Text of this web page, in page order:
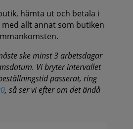
hämta ut och betala i
allt annat som butiken
ske minst 3 arbetsdagar
Vi bryter intervallet
passerat, ring
, så ser vi efter om det ändå